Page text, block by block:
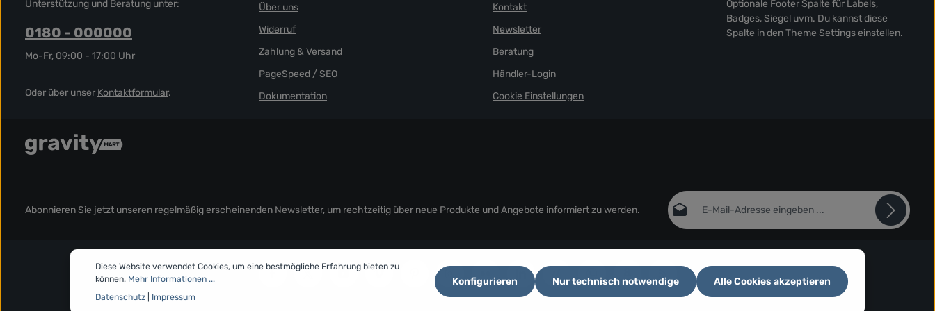
Unterstützung und Beratung unter:
0180 - 000000
Mo-Fr, 09:00 - 17:00 Uhr
Oder über unser Kontaktformular.
Über uns
Widerruf
Zahlung & Versand
PageSpeed / SEO
Dokumentation
Kontakt
Newsletter
Beratung
Händler-Login
Cookie Einstellungen
Optionale Footer Spalte für Labels,
Badges, Siegel uvm. Du kannst diese
Spalte in den Theme Settings einstellen.
Abonnieren Sie jetzt unseren regelmäßig erscheinenden Newsletter, um rechtzeitig über neue Produkte und Angebote informiert zu werden.
E-Mail-Adresse*
Kenntnis genommen und die AGBgelesen und bin
mit ihnen einverstanden.
Die mit einem Stern (*) markierten Felder sind
Pflichtfelder.
Diese Website verwendet Cookies, um eine bestmögliche Erfahrung bieten zu
können. Mehr Informationen ...
Datenschutz| Impressum
Nur technisch notwendige
Konfigurieren Alle Cookies akzeptieren